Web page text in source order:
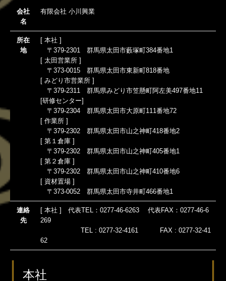
会社
名
有限会社 小川興業
所在
地
[ 本社 ]
〒379-2301 群馬県太田市藪塚町384番地1
[ 太田営業所 ]
〒373-0015 群馬県太田市東新町818番地
[ みどり市営業所 ]
〒379-2311 群馬県みどり市笠懸町阿左美497番地11
[研修センター]
〒379-2304 群馬県太田市大原町111番地72
[ 作業所 ]
〒379-2302 群馬県太田市山之神町418番地2
[ 第１倉庫 ]
〒379-2302 群馬県太田市山之神町405番地1
[ 第２倉庫 ]
〒379-2302 群馬県太田市山之神町410番地6
[ 資材置場 ]
〒373-0052 群馬県太田市寺井町466番地1
連絡
先
[ 本社 ] 代表TEL： 0277-46-6263 代表FAX： 0277-46-6
269
TEL : 0277-32-4161 FAX : 0277-32-41
62
本社